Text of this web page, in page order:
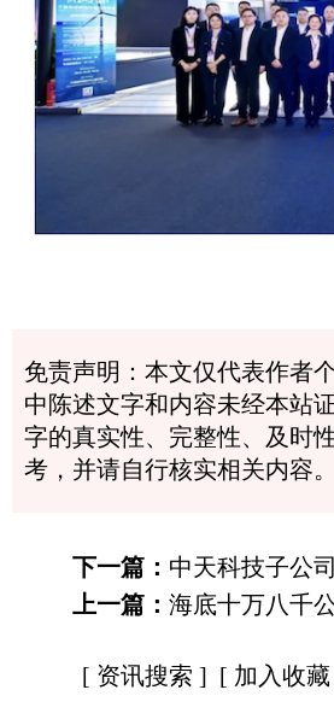
免责声明：本文仅代表作者
中陈述文字和内容未经本站
字的真实性、完整性、及时
考，并请自行核实相关内容。
下一篇： 中天科技子公
上一篇： 海底十万八千
[ 资讯搜索 ] [ 加入收藏